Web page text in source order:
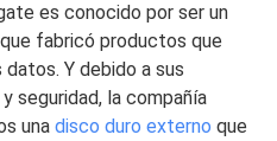
es conocido por ser un
fabricó productos que
datos. Y debido a sus
seguridad, la compañía
unadisco duro externo que